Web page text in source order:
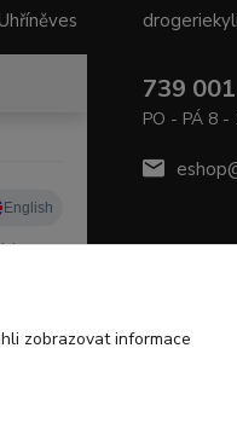
739
PO - PÁ 8 -
zobrazovat informace